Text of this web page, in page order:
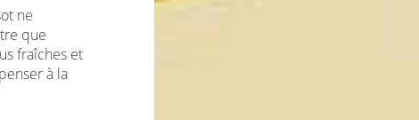
ne
que
fraîches et
à la